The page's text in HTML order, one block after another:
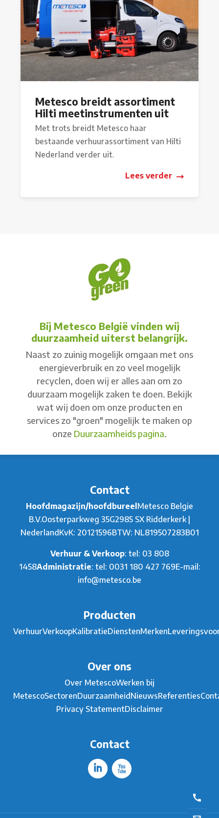
Metesco breidt assortiment
Hilti meetinstrumenten uit
Met trots breidt Metesco haar
bestaande verhuurassortiment van Hilti
Nederland verder uit.
Lees verder
Bij Metesco België vinden wij
duurzaamheid uiterst belangrijk.
Naast zo zuinig mogelijk omgaan met ons
energieverbruik en zo veel mogelijk
recyclen, doen wij er alles aan om zo
duurzaam mogelijk zaken te doen. Bekijk
wat wij doen om onze producten en
services zo "groen" mogelijk te maken op
onze Duurzaamheids pagina.
Contact
Hoofdmagazijn/hoofdbureel Metesco Belgie
B.V.Oosterparkweg 35G2985 SX Ridderkerk |
NederlandKvK: 20121596BTW: NL819507283B01
Verhuur & Verkoop: tel: 03 808
1458Administratie: tel: 0031 180 427 769E-mail:
info@metesco.be
Producten
VerhuurVerkoopKalibratieDienstenMerken
Over ons
Over MetescoWerken bij
MetescoSectorenDuurzaamheidNieuwsReferenties
Privacy StatementDisclaimer
Contact